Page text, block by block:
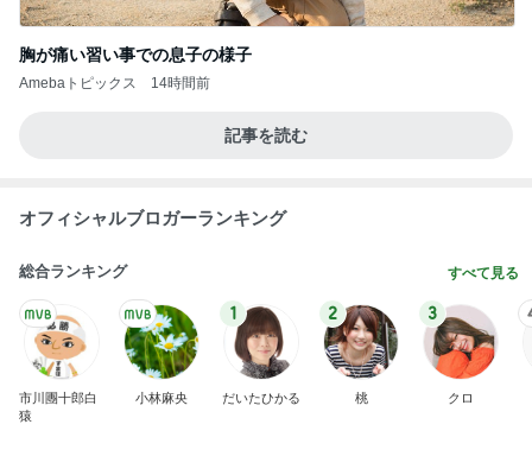
胸が痛い習い事での息子の様子
Amebaトピックス 14時間前
記事を読む
オフィシャルブロガーランキング
総合ランキング すべて見る
市川團十郎白
猿
小林麻央
1
だいたひかる
2
桃
3
クロ